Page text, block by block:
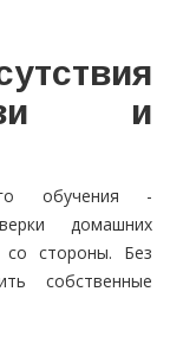
и
обучения -
домашних
со стороны. Без
собственные